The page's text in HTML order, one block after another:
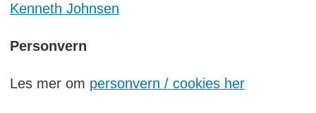
Kenneth Johnsen
Personvern
Les mer om personvern / cookies her